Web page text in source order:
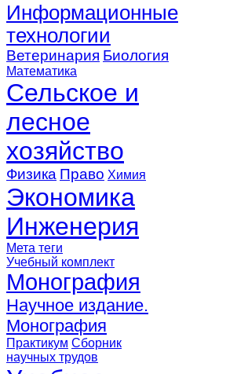
Информационные
технологии
Ветеринария Биология
Математика
Сельское и
лесное
хозяйство
Физика Право Химия
Экономика
Инженерия
Мета теги
Учебный комплект
Монография
Научное издание.
Монография
Практикум Сборник
научных трудов